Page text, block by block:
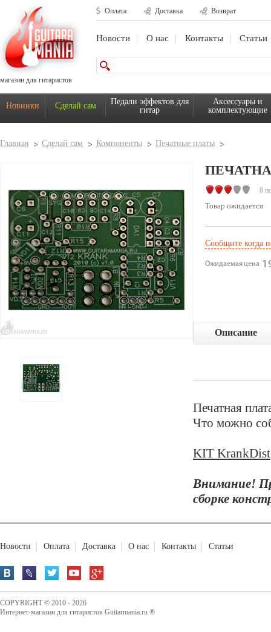
магазин для гитаристов
Оплата Доставка Возврат
Новости О нас Контакты Статьи
Новинки Сделай сам
Педали эффектов для
гитар
Аксессуары и
комплектующие
Главная Сделай сам Компоненты Печатные платы
8
Товар ожидается
Сообщите когда
Ожидаемая цена
Описание
Печатная
Что можно
KIT KrankDist
Внимание!
сборке
Новости Оплата Доставка О нас Контакты Статьи
COPYRIGHT © 2010 - 2026
Интернет-магазин для гитаристов Guitarmania.ru ®